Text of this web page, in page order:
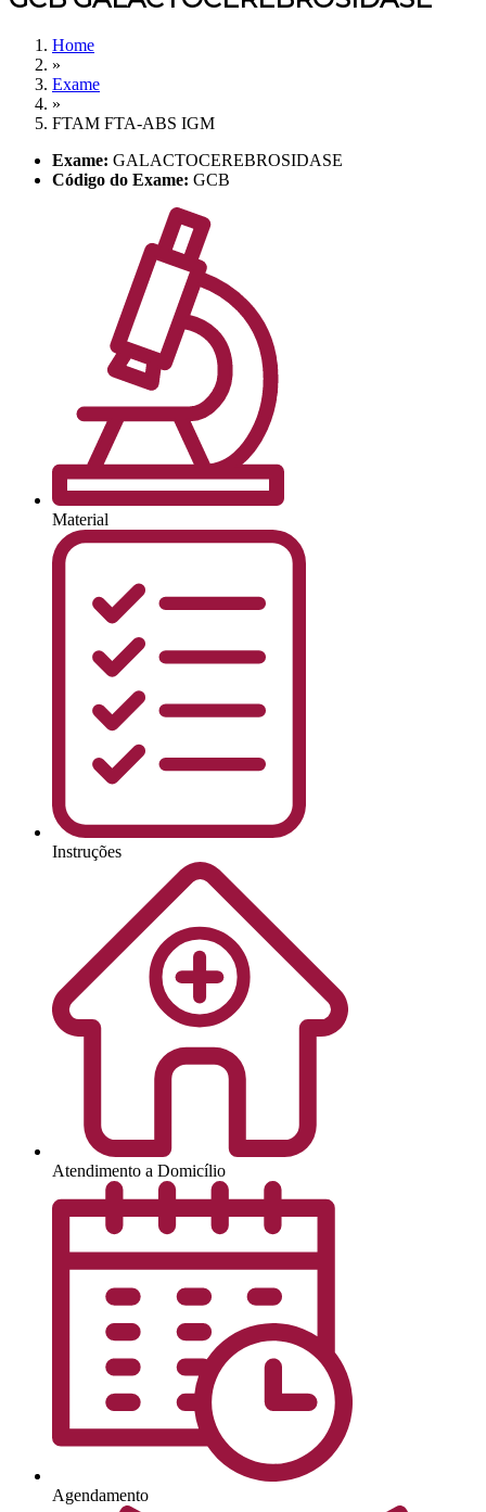
Home
»
Exame
»
FTAM FTA-ABS IGM
Exame: GALACTOCEREBROSIDASE
Código do Exame: GCB
Material
Instruções
Atendimento a Domicílio
Agendamento